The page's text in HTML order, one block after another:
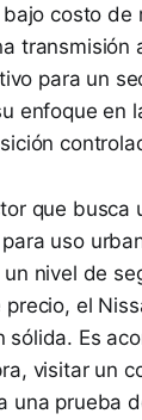
costo de
transmisión
para un
enfoque en
que busca
uso
nivel de
el
sólida. Es
visitar un
una prueba